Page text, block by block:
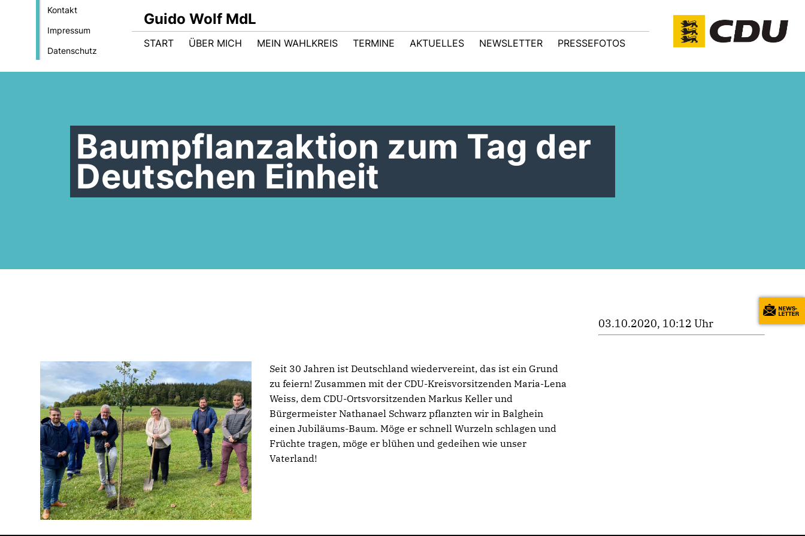
Kontakt
Impressum
Datenschutz
Guido Wolf MdL
START ÜBER MICH MEIN WAHLKREIS TERMINE AKTUELLES NEWSLETTER PRESSEFOTOS
Baumpflanzaktion zum Tag der
Deutschen Einheit
Seit 30 Jahren ist Deutschland wiedervereint, das ist ein Grund
zu feiern! Zusammen mit der CDU-Kreisvorsitzenden Maria-Lena
Weiss, dem CDU-Ortsvorsitzenden Markus Keller und
Bürgermeister Nathanael Schwarz pflanzten wir in Balghein
einen Jubiläums-Baum. Möge er schnell Wurzeln schlagen und
Früchte tragen, möge er blühen und gedeihen wie unser
Vaterland!
03.10.2020, 10:12 Uhr